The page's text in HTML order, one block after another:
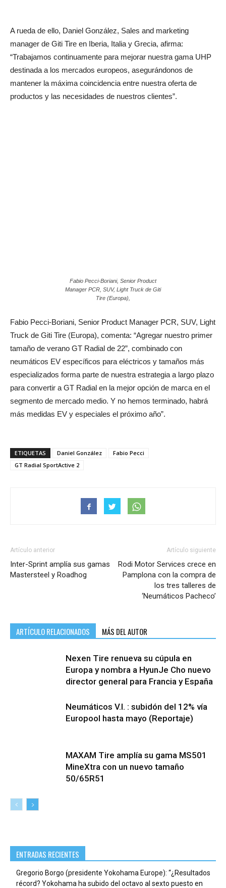
A rueda de ello, Daniel González, Sales and marketing
manager de Giti Tire en Iberia, Italia y Grecia, afirma:
“Trabajamos continuamente para mejorar nuestra gama UHP
destinada a los mercados europeos, asegurándonos de
mantener la máxima coincidencia entre nuestra oferta de
productos y las necesidades de nuestros clientes”.
Fabio Pecci-Boriani, Senior Product
Manager PCR, SUV, Light Truck de Giti
Tire (Europa),
Fabio Pecci-Boriani, Senior Product Manager PCR, SUV, Light
Truck de Giti Tire (Europa), comenta: “Agregar nuestro primer
tamaño de verano GT Radial de 22”, combinado con
neumáticos EV específicos para eléctricos y tamaños más
especializados forma parte de nuestra estrategia a largo plazo
para convertir a GT Radial en la mejor opción de marca en el
segmento de mercado medio. Y no hemos terminado, habrá
más medidas EV y especiales el próximo año”.
ETIQUETAS Daniel González
Fabio Pecci
GT Radial SportActive 2
Artículo anterior
Inter-Sprint amplía sus gamas
Mastersteel y Roadhog
Artículo siguiente
Rodi Motor Services crece en
Pamplona con la compra de
los tres talleres de
‘Neumáticos Pacheco’
ARTÍCULO RELACIONADOS MÁS DEL AUTOR
Nexen Tire renueva su cúpula en
Europa y nombra a HyunJe Cho nuevo
director general para Francia y España
Neumáticos V.I. : subidón del 12% vía
Europool hasta mayo (Reportaje)
MAXAM Tire amplía su gama MS501
MineXtra con un nuevo tamaño
50/65R51
ENTRADAS RECIENTES
Gregorio Borgo (presidente Yokohama Europe): “¿Resultados
récord? Yokohama ha subido del octavo al sexto puesto en